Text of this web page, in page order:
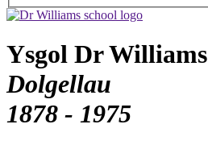
Ysgol Dr Williams
Dolgellau
1878 - 1975